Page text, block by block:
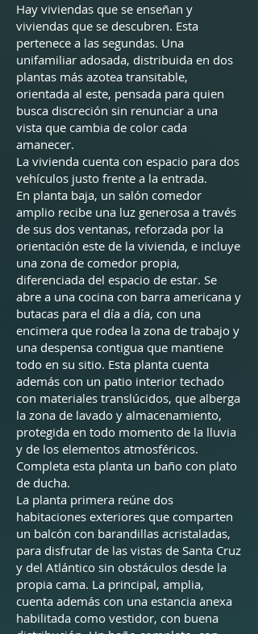
Hay viviendas que se enseñan y
viviendas que se descubren. Esta
pertenece a las segundas. Una
unifamiliar adosada, distribuida en dos
plantas más azotea transitable,
orientada al este, pensada para quien
busca discreción sin renunciar a una
vista que cambia de color cada
amanecer.
La vivienda cuenta con espacio para dos
vehículos justo frente a la entrada.
En planta baja, un salón comedor
amplio recibe una luz generosa a través
de sus dos ventanas, reforzada por la
orientación este de la vivienda, e incluye
una zona de comedor propia,
diferenciada del espacio de estar. Se
abre a una cocina con barra americana y
butacas para el día a día, con una
encimera que rodea la zona de trabajo y
una despensa contigua que mantiene
todo en su sitio. Esta planta cuenta
además con un patio interior techado
con materiales translúcidos, que alberga
la zona de lavado y almacenamiento,
protegida en todo momento de la lluvia
y de los elementos atmosféricos.
Completa esta planta un baño con plato
de ducha.
La planta primera reúne dos
habitaciones exteriores que comparten
un balcón con barandillas acristaladas,
para disfrutar de las vistas de Santa Cruz
y del Atlántico sin obstáculos desde la
propia cama. La principal, amplia,
cuenta además con una estancia anexa
habilitada como vestidor, con buena